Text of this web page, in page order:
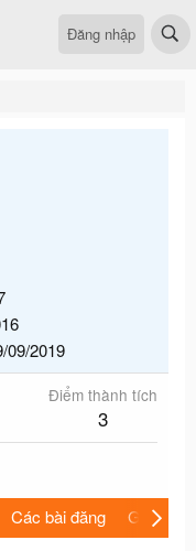
Đăng nhập
09/2019
Điểm thành tích
3
Các bài đăng Giới thiệu